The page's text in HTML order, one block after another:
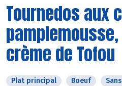
Tournedos aux
crème de Tofou
Plat principal Boeuf